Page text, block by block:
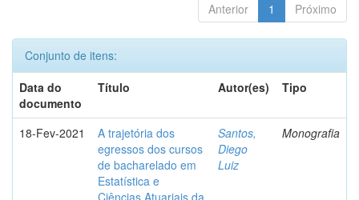
Anterior 1 Próximo
Conjunto de itens:
Data do
documento
Título Autor(es) Tipo
18-Fev-2021
A trajetória dos
egressos dos cursos
de bacharelado em
Estatística e
Ciências Atuariais da
Santos,
Diego
Luiz
Monografia